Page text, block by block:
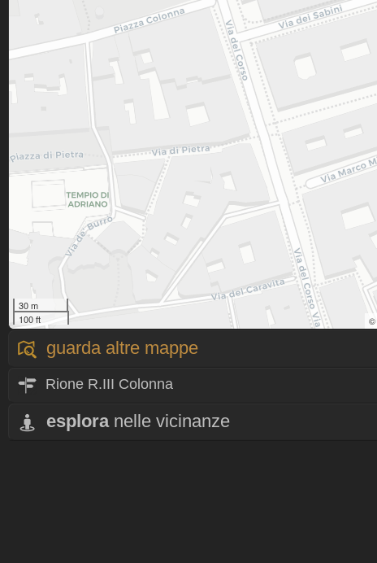
30 m
100 ft
©
guarda altre mappe
Rione R.III Colonna
esplora nelle vicinanze